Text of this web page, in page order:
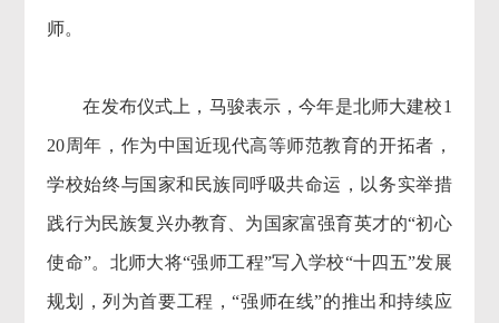
师。
在发布仪式上，马骏表示，今年是北师大建校1
20周年，作为中国近现代高等师范教育的开拓者，
学校始终与国家和民族同呼吸共命运，以务实举措
践行为民族复兴办教育、为国家富强育英才的“初心
使命”。北师大将“强师工程”写入学校“十四五”发展
规划，列为首要工程，“强师在线”的推出和持续应